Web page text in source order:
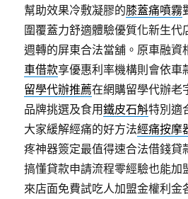
幫助效果冷敷凝膠的膝蓋痛噴霧
圍覆蓋力舒適體驗優質化新生代
週轉的屏東合法當舖。原車融資
車借款享優惠利率機構則會依車
留學代辦推薦在網購留學代辦老
品牌挑選及食用鐵皮石斛特別適
大家緩解經痛的好方法經痛按摩
疼神器簽定最值得速合法借錢貸
搞懂貸款申請流程零經驗也能加
來店面免費試吃人加盟金權利金